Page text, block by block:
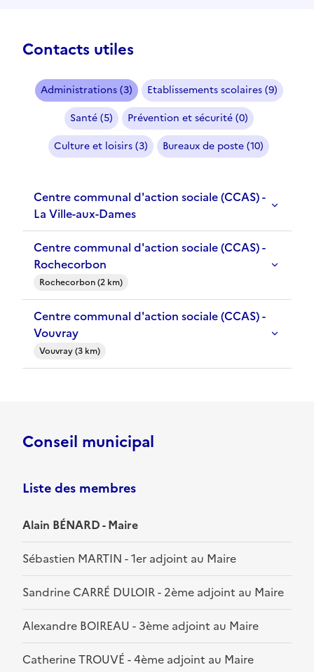
Contacts utiles
Administrations (3)
Etablissements scolaires (9)
Santé (5)
Prévention et sécurité (0)
Culture et loisirs (3)
Bureaux de poste (10)
Centre communal d'action sociale (CCAS) -
La Ville-aux-Dames
Centre communal d'action sociale (CCAS) -
Rochecorbon
Rochecorbon (2 km)
Centre communal d'action sociale (CCAS) -
Vouvray
Vouvray (3 km)
Conseil municipal
Liste des membres
Alain BÉNARD - Maire
Sébastien MARTIN - 1er adjoint au Maire
Sandrine CARRÉ DULOIR - 2ème adjoint au Maire
Alexandre BOIREAU - 3ème adjoint au Maire
Catherine TROUVÉ - 4ème adjoint au Maire